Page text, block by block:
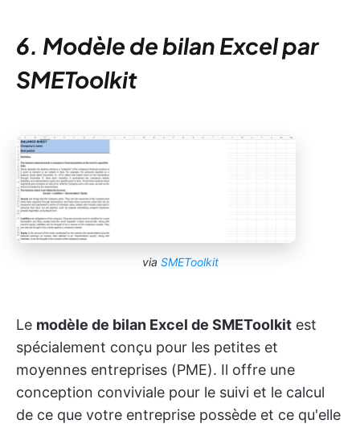
6. Modèle de bilan Excel par
SMEToolkit
via SMEToolkit
Le modèle de bilan Excel de SMEToolkit est
spécialement conçu pour les petites et
moyennes entreprises (PME). Il offre une
conception conviviale pour le suivi et le calcul
de ce que votre entreprise possède et ce qu'elle